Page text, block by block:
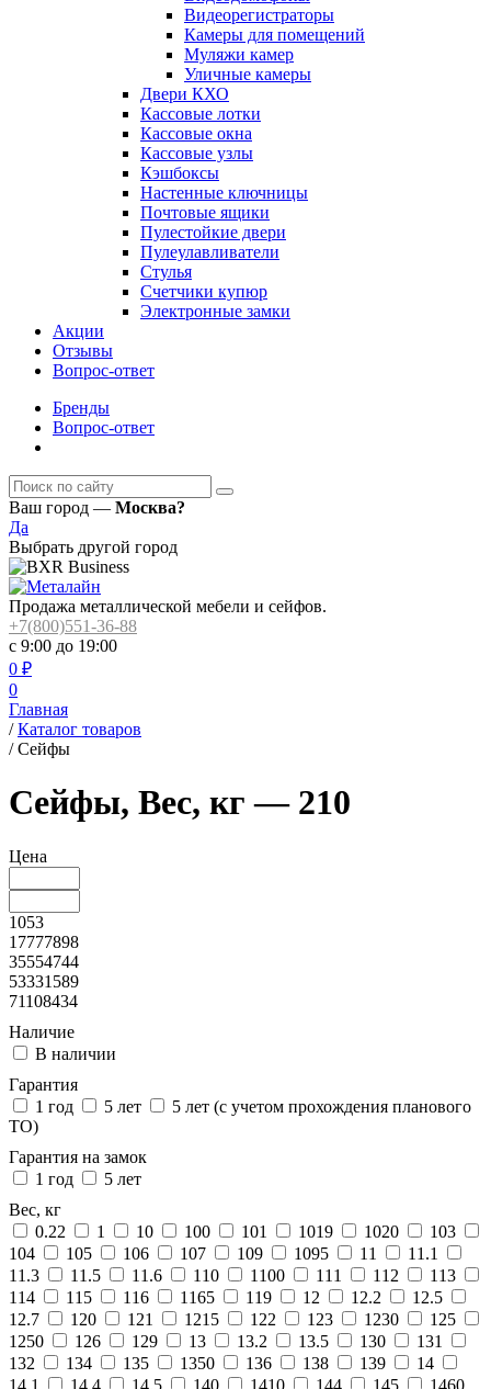
Видеорегистраторы
Камеры для помещений
Муляжи камер
Уличные камеры
Двери КХО
Кассовые лотки
Кассовые окна
Кассовые узлы
Кэшбоксы
Настенные ключницы
Почтовые ящики
Пулестойкие двери
Пулеулавливатели
Стулья
Счетчики купюр
Электронные замки
Акции
Отзывы
Вопрос-ответ
Бренды
Вопрос-ответ
Ваш город — Москва?
Да
Выбрать другой город
Продажа металлической мебели и сейфов.
+7(800)551-36-88
с 9:00 до 19:00
0 ₽
0
Главная
/ Каталог товаров
/ Сейфы
Сейфы, Вес, кг — 210
Цена
1053
17777898
35554744
53331589
71108434
Наличие
В наличии
Гарантия
1 год
5 лет
5 лет (с учетом прохождения планового
ТО)
Гарантия на замок
1 год
5 лет
Вес, кг
0.22
1 10 100 101 1019 1020
103
104
105 106 107 109 1095 11
11.1
11.3
11.5 11.6 110 1100 111 112
113
114
115 116 1165 119 12 12.2
12.5
12.7
120 121 1215 122 123 1230
125
1250
126 129 13 13.2 13.5 130
131
132
134 135 1350 136 138 139
14
14.1
14.4 14.5 140 1410 144 145
1460